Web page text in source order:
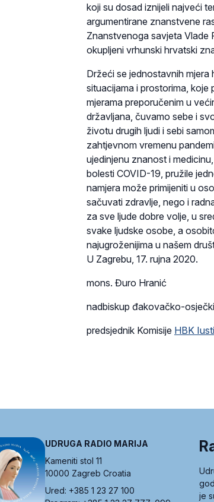
koji su dosad iznijeli najveći
argumentirane znanstvene
Znanstvenoga savjeta Vlade
okupljeni vrhunski hrvatski
Držeći se jednostavnih mjera
situacijama i prostorima, koje
mjerama preporučenim u
državljana, čuvamo sebe i
životu drugih ljudi i sebi
zahtjevnom vremenu
ujedinjenu znanost i
bolesti COVID-19, pružile
namjera može primijeniti u
sačuvati zdravlje, nego i
za sve ljude dobre volje, u
svake ljudske osobe, a
najugroženijima u našem
U Zagrebu, 17. rujna 2020.
mons. Đuro Hranić
nadbiskup đakovačko-osječki
predsjednik Komisije HBK
UDRUGA RADIO MARIJA
Kameniti stol 11
10000 Zagreb Croatia
Ured: +385 1 23 27 100
je